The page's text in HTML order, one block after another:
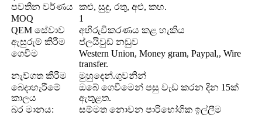
පවතින වර්ණය
කළු, සුදු, රතු, අළු, කහ.
MOQ
1
QEM සේවාව
අභිරුචිකරණය කළ හැකිය
ඇසුරුම් කිරීම
ප්ලයිවුඩ් නඩුව
ගෙවීම
Western Union, Money gram, Paypal,, Wire
transfer.
නැව්ගත කිරීම
මුහුදෙන්.ගුවනින්
බෙදාහැරීමේ
කාලය
ඔබේ ගෙවීමෙන් පසු වැඩ කරන දින 15ක්
ඇතුළත.
බර මානය:
සම්මත නොවන පාරිභෝගික ඉල්ලීම